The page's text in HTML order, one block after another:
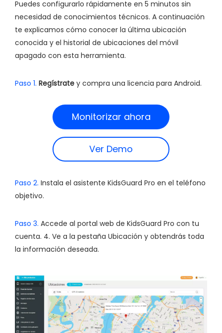
Puedes configurarlo rápidamente en 5 minutos sin
necesidad de conocimientos técnicos. A continuación
te explicamos cómo conocer la última ubicación
conocida y el historial de ubicaciones del móvil
apagado con esta herramienta.
Paso 1. Regístrate y compra una licencia para Android.
Monitorizar ahora
Ver Demo
Paso 2. Instala el asistente KidsGuard Pro en el teléfono
objetivo.
Paso 3. Accede al portal web de KidsGuard Pro con tu
cuenta. 4. Ve a la pestaña Ubicación y obtendrás toda
la información deseada.